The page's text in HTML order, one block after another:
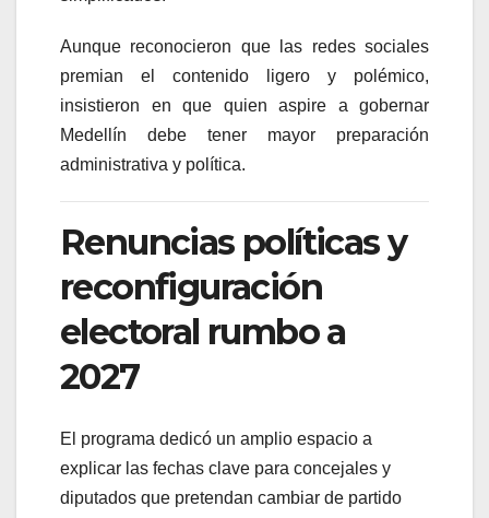
Aunque reconocieron que las redes sociales
premian el contenido ligero y polémico,
insistieron en que quien aspire a gobernar
Medellín debe tener mayor preparación
administrativa y política.
Renuncias políticas y
reconfiguración
electoral rumbo a
2027
El programa dedicó un amplio espacio a
explicar las fechas clave para concejales y
diputados que pretendan cambiar de partido